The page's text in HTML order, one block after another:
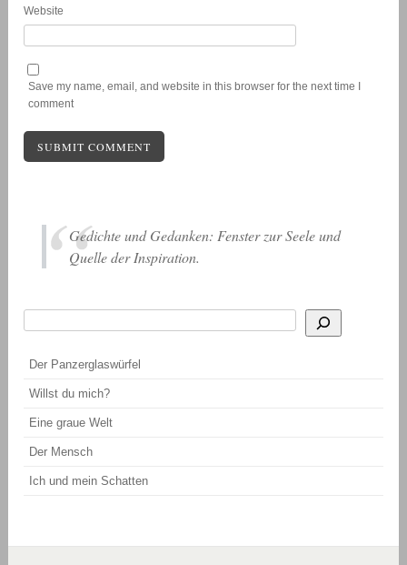
Website
Save my name, email, and website in this browser for the next time I
comment
Gedichte und Gedanken: Fenster zur Seele und
Quelle der Inspiration.
Der Panzerglaswürfel
Willst du mich?
Eine graue Welt
Der Mensch
Ich und mein Schatten